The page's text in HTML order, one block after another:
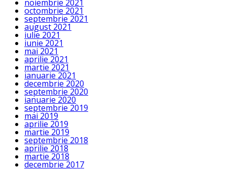
noiembrie 2021
octombrie 2021
septembrie 2021
august 2021
iulie 2021
iunie 2021
mai 2021
aprilie 2021
martie 2021
ianuarie 2021
decembrie 2020
septembrie 2020
ianuarie 2020
septembrie 2019
mai 2019
aprilie 2019
martie 2019
septembrie 2018
aprilie 2018
martie 2018
decembrie 2017